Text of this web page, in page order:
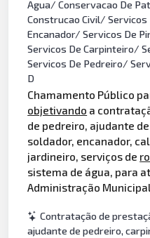
Agua/ Conservacao De
Construcao Civil/
Encanador/ Servicos De
Servicos De Carpinteiro/
Servicos De Pedreiro/
D
Chamamento Público
objetivando a
de pedreiro, ajudante
soldador, encanador,
jardineiro, serviços de
sistema de água, para
Administração
Contratação de
ajudante de pedreiro,